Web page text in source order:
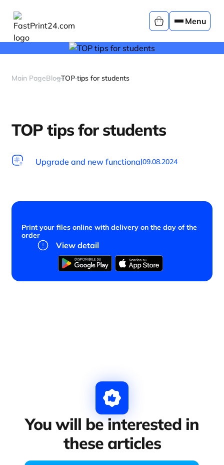
Menu
Main PageBlogTOP tips for students
TOP tips for students
Upgrade and new functional09.08.2024
Print your files online with delivery on the day of the
order
View detail
You will be interested in
these articles